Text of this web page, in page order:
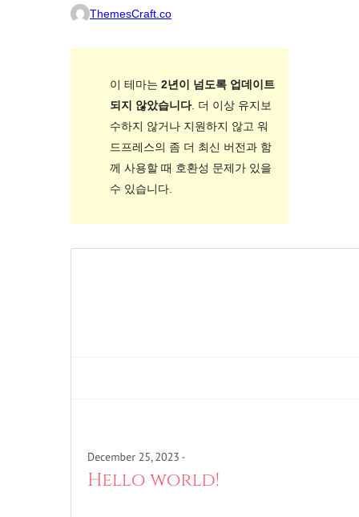
ThemesCraft.co
이 테마는 2년이 넘도록 업데이트
되지 않았습니다. 더 이상 유지보
수하지 않거나 지원하지 않고 워
드프레스의 좀 더 최신 버전과 함
께 사용할 때 호환성 문제가 있을
수 있습니다.